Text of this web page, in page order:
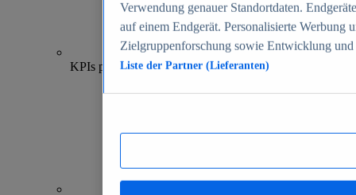
70+
KPIs pro Shop
Verwendung genauer Standortdaten.
auf einem Endgerät. Personalisierte Werbung
Zielgruppenforschung sowie Entwicklung
Liste der Partner (Lieferanten)